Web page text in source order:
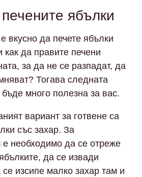
ябълки
вкусно да печете ябълки
да правите печени
за да не се разпадат, да
Тогава следната
много полезна за вас.
вариант за готвене са
със захар. За
е необходимо да се отреже
да се извади
изсипе малко захар там и